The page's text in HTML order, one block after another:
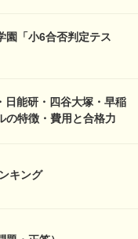
園「小6合否判定テス
日能研・四谷大塚・早稲
の特徴・費用と合格力
キング